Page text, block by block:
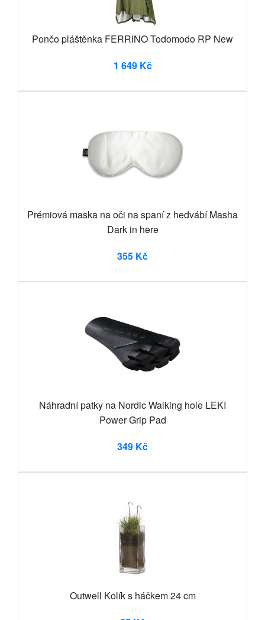
Pončo pláštěnka FERRINO Todomodo RP New
1 649 Kč
Prémiová maska na oči na spaní z hedvábí Masha
Dark in here
355 Kč
Náhradní patky na Nordic Walking hole LEKI
Power Grip Pad
349 Kč
Outwell Kolík s háčkem 24 cm